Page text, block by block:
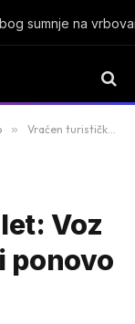
u polufinalu
» Vraćen turistički izlet: Voz Bar – Kolašin će biti ponovo u ponudi
Voz
ponovo